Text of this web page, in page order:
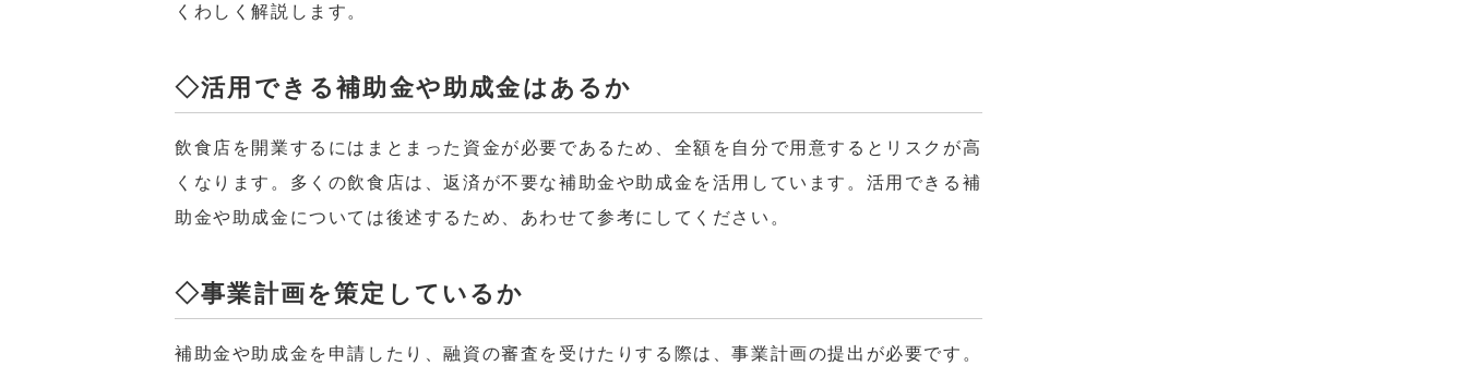
くわしく解説します。
◇活用できる補助金や助成金はあるか
飲食店を開業するにはまとまった資金が必要であるため、全額を自分で用意するとリスクが高
くなります。多くの飲食店は、返済が不要な補助金や助成金を活用しています。活用できる補
助金や助成金については後述するため、あわせて参考にしてください。
◇事業計画を策定しているか
補助金や助成金を申請したり、融資の審査を受けたりする際は、事業計画の提出が必要です。